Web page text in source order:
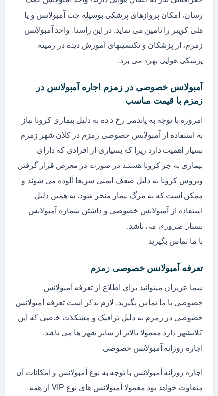
رسان، امکان پروازهای پزشکی بوسیله جت آمبولانس و یا
هلی کوپتر را تامین می نماید. در این راستا، واحد آمبولانس
زمزم، از پزشکان و تکنسینهای آموزش دیده در زمینه
پزشکی هوایی بهره می برد.
آمبولانس خصوصی در زمزم اجاره آمبولانس در
زمزم با قیمت مناسب
امروزه با توجه به پاندمی رخ داده به دلیل بیماری کرونا نیاز
به استفاده از آمبولانس خصوصی زمزم در کلان شهر زمزم
بسیار اهمیت دارد زیرا که بسیاری از افرادی که دارای
بیماری به جز کرونا هستند در صورت در معرض قرار گرفتن
ویروس کرونا به دلیل ضعف ایمنی سریعا آلوده می شوند و
ممکن است که به مرگ بیمار منجر شود. به همین دلیل
استفاده از آمبولانس خصوصی و داشتن شماره آمبولانس
بسیار ضروری می باشد.
با ما تماس بگیرید
تعرفه آمبولانس خصوصی زمزم
شما عزیزان میتوانید برای اطلاع از تعرفه آمبولانس
خصوصی با ما تماس بگیرید. لازم بذکر است تعرفه آمبولانس
خصوصی در زمزم به دلیل ترافیک و مشکلات خاصی که این
کلانشهر دارد معمولا بالاتر از سایر شهر ها می باشد.
اجاره روزانه آمبولانس خصوصی
اجاره روزانه آمبولانس با توجه به نوع آمبولانس و امکانات آن
متفاوت خواهد بود معمولا آمبولانس های نوع VIP از همه